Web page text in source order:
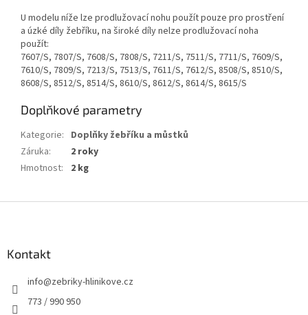
U modelu níže lze prodlužovací nohu použít pouze pro prostření
a úzké díly žebříku, na široké díly nelze prodlužovací noha
použít:
7607/S, 7807/S, 7608/S, 7808/S, 7211/S, 7511/S, 7711/S, 7609/S,
7610/S, 7809/S, 7213/S, 7513/S, 7611/S, 7612/S, 8508/S, 8510/S,
8608/S, 8512/S, 8514/S, 8610/S, 8612/S, 8614/S, 8615/S
Doplňkové parametry
Kategorie: Doplňky žebříku a můstků
Záruka:
2 roky
Hmotnost: 2 kg
Kontakt
info@zebriky-hlinikove.cz
773 / 990 950